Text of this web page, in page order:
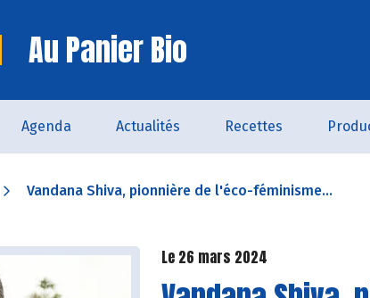
Au Panier Bio
Agenda Actualités Recettes
Vandana Shiva, pionnière de l'éco-féminisme...
Le 26 mars 2024